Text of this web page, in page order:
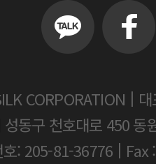
CORPORATION |
성동구 천호대로 450 동
호: 205-81-36776 | Fax